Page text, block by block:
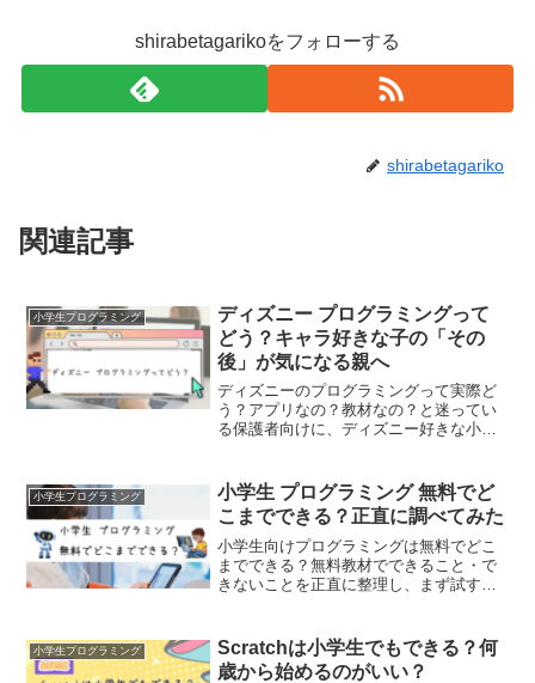
shirabetagarikoをフォローする
shirabetagariko
関連記事
小学生プログラミング
ディズニー プログラミングって
どう？キャラ好きな子の「その
後」が気になる親へ
ディズニーのプログラミングって実際ど
う？アプリなの？教材なの？と迷ってい
る保護者向けに、ディズニー好きな小学
ました。
小学生プログラミング
小学生 プログラミング 無料でど
こまでできる？正直に調べてみた
小学生向けプログラミングは無料でどこ
までできる？無料教材でできること・で
きないことを正直に整理し、まず試す際
小学生プログラミング
Scratchは小学生でもできる？何
歳から始めるのがいい？